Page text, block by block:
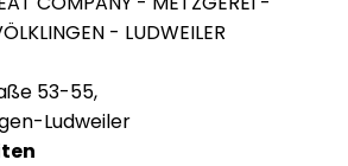
53-55,
Ludweiler